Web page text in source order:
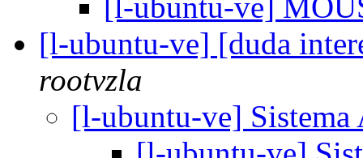
[l-ubuntu-ve]
[l-ubuntu-ve] [duda
rootvzla
[l-ubuntu-ve]